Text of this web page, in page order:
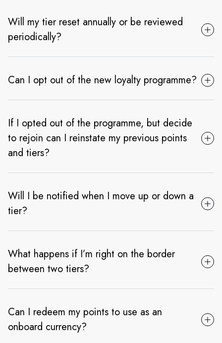
Will my tier reset annually or be reviewed
periodically?
Can I opt out of the new loyalty programme?
If I opted out of the programme, but decide
to rejoin can I reinstate my previous points
and tiers?
Will I be notified when I move up or down a
tier?
What happens if I’m right on the border
between two tiers?
Can I redeem my points to use as an
onboard currency?